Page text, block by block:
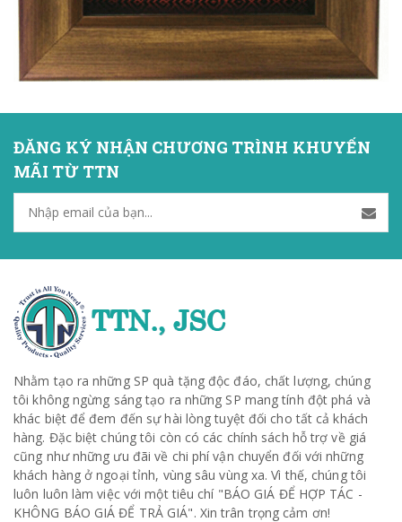
ĐĂNG KÝ NHẬN CHƯƠNG TRÌNH KHUYẾN
MÃI TỪ TTN
Nhằm tạo ra những SP quà tặng độc đáo, chất lượng, chúng
tôi không ngừng sáng tạo ra những SP mang tính đột phá và
khác biệt để đem đến sự hài lòng tuyệt đối cho tất cả khách
hàng. Đặc biệt chúng tôi còn có các chính sách hỗ trợ về giá
cũng như những ưu đãi về chi phí vận chuyển đối với những
khách hàng ở ngoại tỉnh, vùng sâu vùng xa. Vì thế, chúng tôi
luôn luôn làm việc với một tiêu chí "BÁO GIÁ ĐỂ HỢP TÁC -
KHÔNG BÁO GIÁ ĐỂ TRẢ GIÁ". Xin trân trọng cảm ơn!